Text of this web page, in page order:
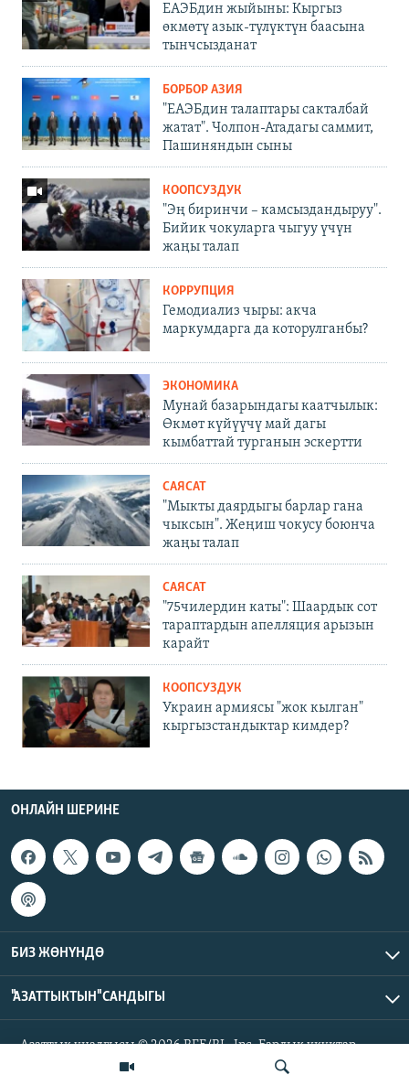
ЕАЭБдин жыйыны: Кыргыз
өкмөтү азык-түлүктүн баасына
тынчсызданат
БОРБОР АЗИЯ
"ЕАЭБдин талаптары сакталбай
жатат". Чолпон-Атадагы саммит,
Пашиняндын сыны
КООПСУЗДУК
"Эң биринчи – камсыздандыруу".
Бийик чокуларга чыгуу үчүн
жаңы талап
КОРРУПЦИЯ
Гемодиализ чыры: акча
маркумдарга да которулганбы?
ЭКОНОМИКА
Мунай базарындагы каатчылык:
Өкмөт күйүүчү май дагы
кымбаттай турганын эскертти
САЯСАТ
"Мыкты даярдыгы барлар гана
чыксын". Жеңиш чокусу боюнча
жаңы талап
САЯСАТ
"75чилердин каты": Шаардык сот
тараптардын апелляция арызын
карайт
КООПСУЗДУК
Украин армиясы "жок кылган"
кыргызстандыктар кимдер?
ОНЛАЙН ШЕРИНЕ
БИЗ ЖӨНҮНДӨ
"АЗАТТЫКТЫН" САНДЫГЫ
Азаттык үналгысы © 2026 RFE/RL, Inc. Бардык укуктар